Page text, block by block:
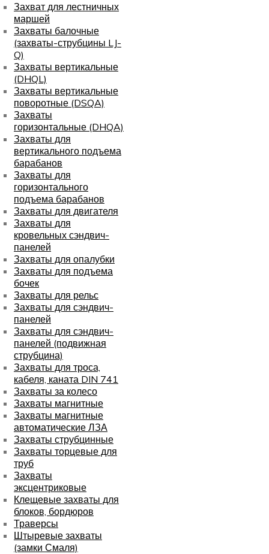
Захват для лестничных
маршей
Захваты балочные
(захваты-струбцины LJ-
Q)
Захваты вертикальные
(DHQL)
Захваты вертикальные
поворотные (DSQA)
Захваты
горизонтальные (DHQA)
Захваты для
вертикального подъема
барабанов
Захваты для
горизонтального
подъема барабанов
Захваты для двигателя
Захваты для
кровельных сэндвич-
панелей
Захваты для опалубки
Захваты для подъема
бочек
Захваты для рельс
Захваты для сэндвич-
панелей
Захваты для сэндвич-
панелей (подвижная
струбцина)
Захваты для троса,
кабеля, каната DIN 741
Захваты за колесо
Захваты магнитные
Захваты магнитные
автоматические ЛЗА
Захваты струбцинные
Захваты торцевые для
труб
Захваты
эксцентриковые
Клещевые захваты для
блоков, бордюров
Траверсы
Штыревые захваты
(замки Смаля)